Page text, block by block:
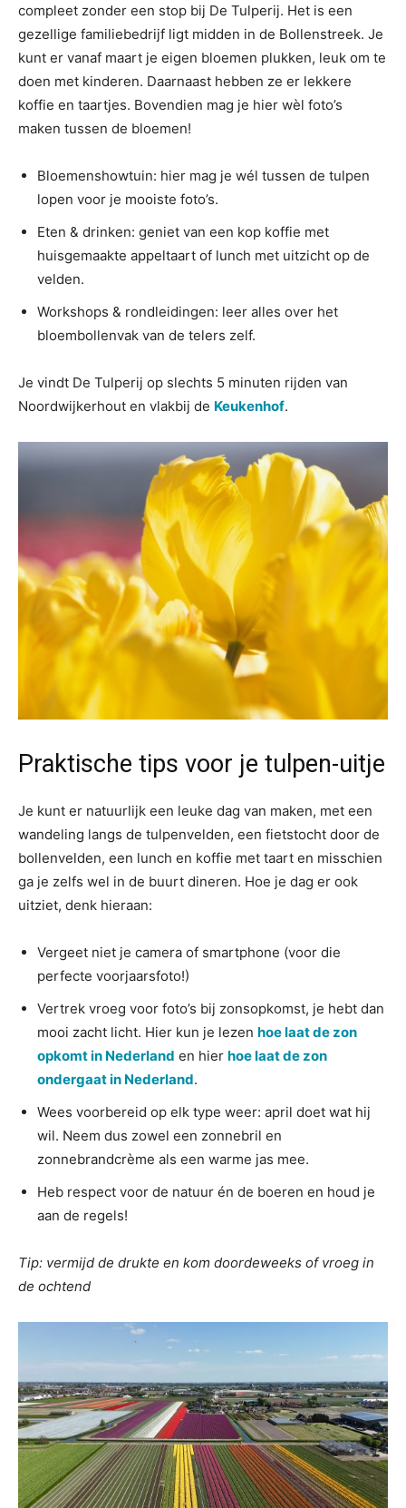
compleet zonder een stop bij De Tulperij. Het is een
gezellige familiebedrijf ligt midden in de Bollenstreek. Je
kunt er vanaf maart je eigen bloemen plukken, leuk om te
doen met kinderen. Daarnaast hebben ze er lekkere
koffie en taartjes. Bovendien mag je hier wèl foto’s
maken tussen de bloemen!
Bloemenshowtuin: hier mag je wél tussen de tulpen
lopen voor je mooiste foto’s.
Eten & drinken: geniet van een kop koffie met
huisgemaakte appeltaart of lunch met uitzicht op de
velden.
Workshops & rondleidingen: leer alles over het
bloembollenvak van de telers zelf.
Je vindt De Tulperij op slechts 5 minuten rijden van
Noordwijkerhout en vlakbij de Keukenhof.
Praktische tips voor je tulpen-uitje
Je kunt er natuurlijk een leuke dag van maken, met een
wandeling langs de tulpenvelden, een fietstocht door de
bollenvelden, een lunch en koffie met taart en misschien
ga je zelfs wel in de buurt dineren. Hoe je dag er ook
uitziet, denk hieraan:
Vergeet niet je camera of smartphone (voor die
perfecte voorjaarsfoto!)
Vertrek vroeg voor foto’s bij zonsopkomst, je hebt dan
mooi zacht licht. Hier kun je lezen hoe laat de zon
opkomt in Nederland en hier hoe laat de zon
ondergaat in Nederland.
Wees voorbereid op elk type weer: april doet wat hij
wil. Neem dus zowel een zonnebril en
zonnebrandcrème als een warme jas mee.
Heb respect voor de natuur én de boeren en houd je
aan de regels!
Tip: vermijd de drukte en kom doordeweeks of vroeg in
de ochtend